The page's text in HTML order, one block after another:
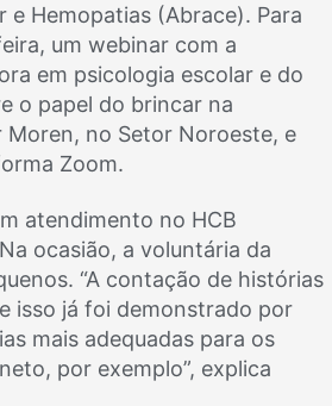
e Hemopatias (Abrace). Para
um webinar com a
em psicologia escolar e do
o papel do brincar na
Moren, no Setor Noroeste, e
Zoom.
atendimento no HCB
ocasião, a voluntária da
“A contação de histórias
isso já foi demonstrado por
mais adequadas para os
por exemplo”, explica